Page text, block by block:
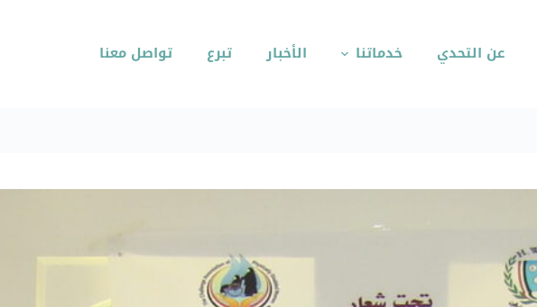
عن التحدي خدماتنا الأخبار تبرع تواصل معنا